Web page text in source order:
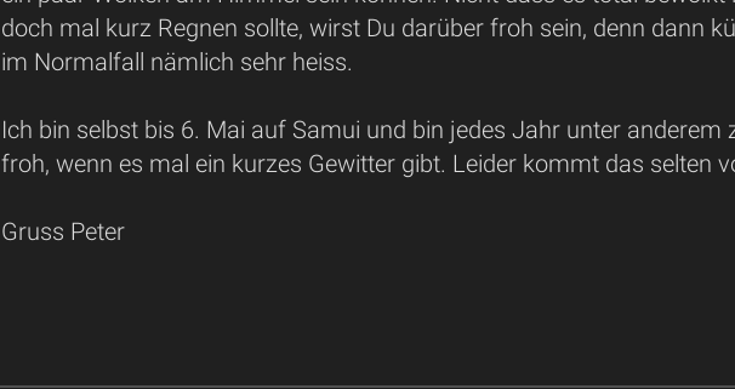
doch mal kurz Regnen sollte, wirst Du darüber froh sein, denn dann
im Normalfall nämlich sehr heiss.
Ich bin selbst bis 6. Mai auf Samui und bin jedes Jahr unter
froh, wenn es mal ein kurzes Gewitter gibt. Leider kommt das selten
Gruss Peter